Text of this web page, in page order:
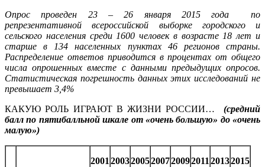
Опрос проведен 23 – 26 января 2015 года по
репрезентативной всероссийской выборке городского и
сельского населения среди 1600 человек в возрасте 18 лет и
старше в 134 населенных пунктах 46 регионов страны.
Распределение ответов приводится в процентах от общего
числа опрошенных вместе с данными предыдущих опросов.
Статистическая погрешность данных этих исследований не
превышает 3,4%
КАКУЮ РОЛЬ ИГРАЮТ В ЖИЗНИ РОССИИ… (средний
балл по пятибалльной шкале от «очень большую» до «очень
малую»)
2001 20032005200720092011 20132015